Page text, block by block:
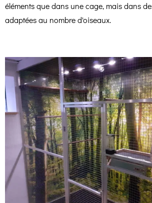
éléments que dans une cage, mais dans
adaptées au nombre d'oiseaux.